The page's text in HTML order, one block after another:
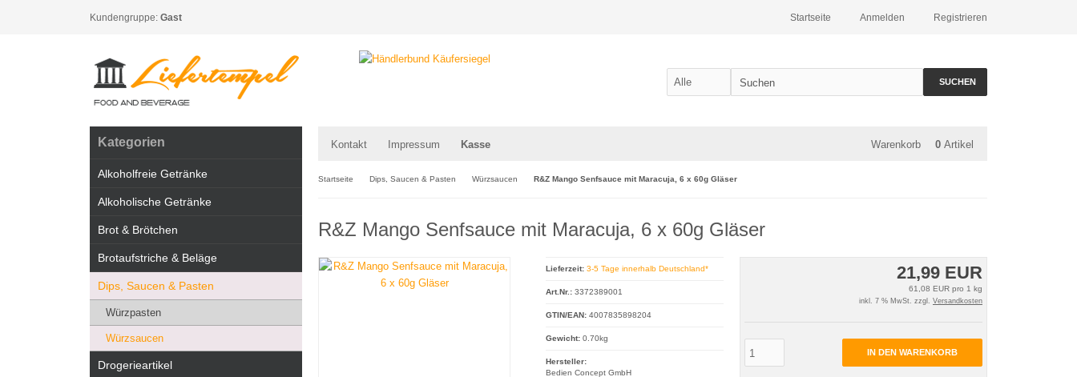
Kundengruppe: Gast Registrieren
Anmelden
Startseite
SUCHEN
Kontakt Impressum Kasse Warenkorb 0 Artikel
Startseite Dips, Saucen & Pasten Würzsaucen R&Z Mango Senfsauce mit Maracuja, 6 x 60g Gläser
R&Z Mango Senfsauce mit Maracuja, 6 x 60g Gläser
21,99 EUR
61,08 EUR pro 1 kg
inkl. 7 % MwSt. zzgl. Versandkosten
IN DEN WARENKORB
Lieferzeit: 3-5 Tage innerhalb Deutschland*
Art.Nr.: 3372389001
GTIN/EAN: 4007835898204
Gewicht:0.70kg
Hersteller:
Bedien Concept GmbH
Kategorien
Alkoholfreie Getränke
Alkoholische Getränke
Brot & Brötchen
Brotaufstriche & Beläge
Dips, Saucen & Pasten
Würzpasten
Würzsaucen
Drogerieartikel